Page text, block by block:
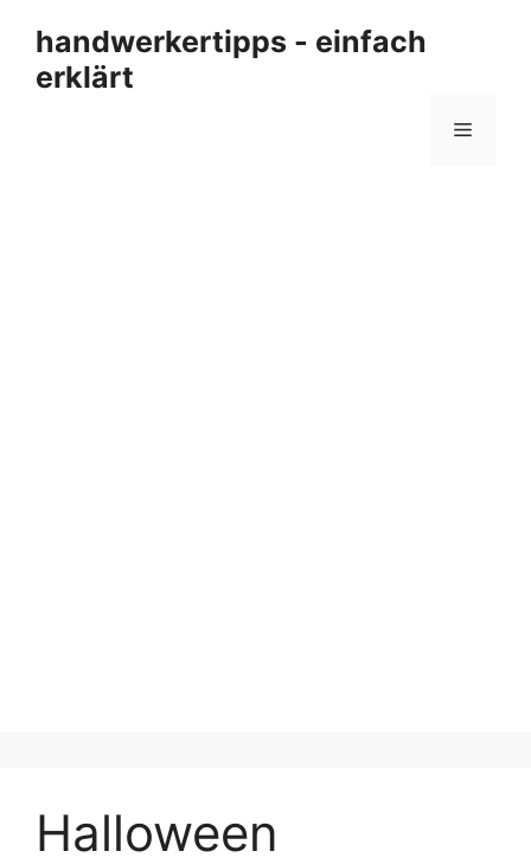
Inhalt
springen
handwerkertipps - einfach
erklärt
Menü
Halloween